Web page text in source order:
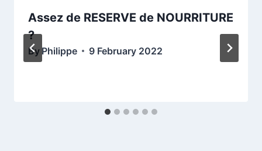
Assez de RESERVE de NOURRITURE
?
By Philippe 9 February 2022